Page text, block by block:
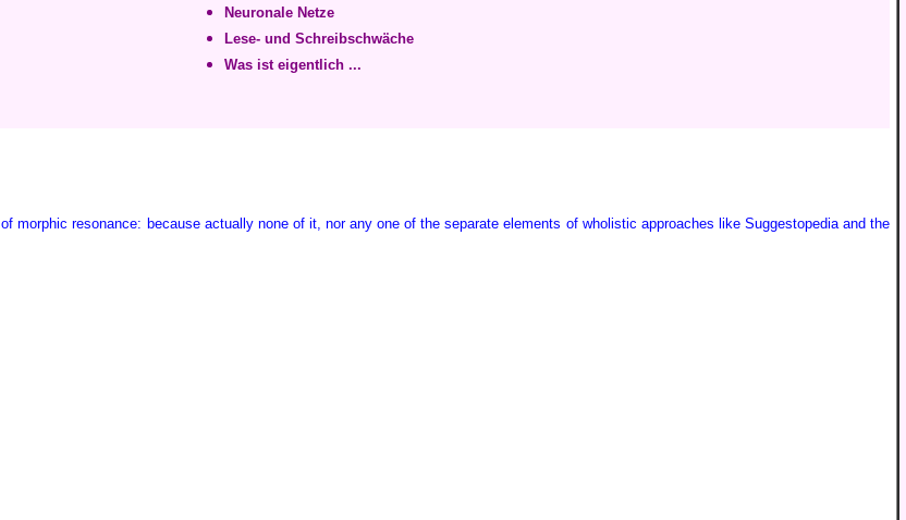
Neuronale Netze
Lese- und Schreibschwäche
Was ist eigentlich ...
morphic resonance: because actually none of it, nor any one of the separate elements of wholistic approaches like Suggestopedia and the